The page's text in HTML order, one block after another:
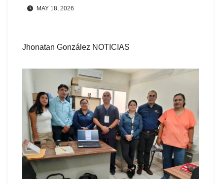
MAY 18, 2026
Jhonatan González NOTICIAS